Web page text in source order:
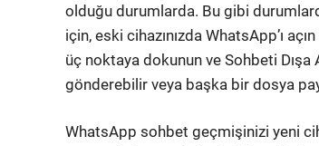
olduğu durumlarda. Bu gibi
için, eski cihazınızda WhatsApp’ı
üç noktaya dokunun ve Sohbeti
gönderebilir veya başka bir dosya
WhatsApp sohbet geçmişinizi yeni